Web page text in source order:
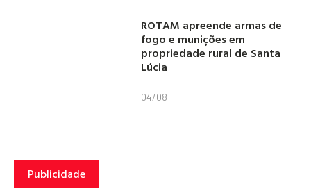
ROTAM apreende armas de
fogo e munições em
propriedade rural de Santa
Lúcia
04/08
Publicidade